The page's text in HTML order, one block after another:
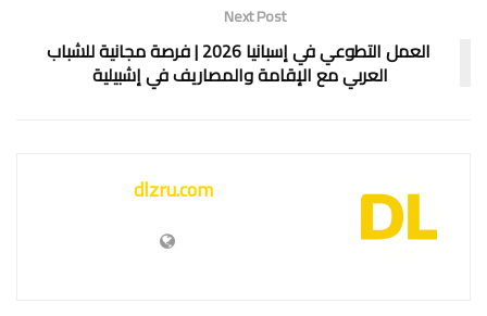
Next Post
العمل التطوعي في إسبانيا 2026 | فرصة مجانية للشباب
العربي مع الإقامة والمصاريف في إشبيلية
dlzru.com